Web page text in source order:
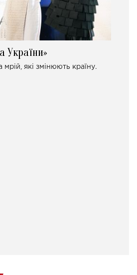
України»
мрій, які змінюють країну.